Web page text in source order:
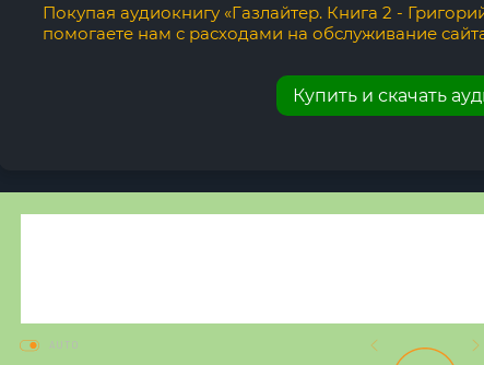
Покупая аудиокнигу «Газлайтер. Книга 2 -
помогаете нам с расходами на обслуживание
Купить и скачать
AUTO